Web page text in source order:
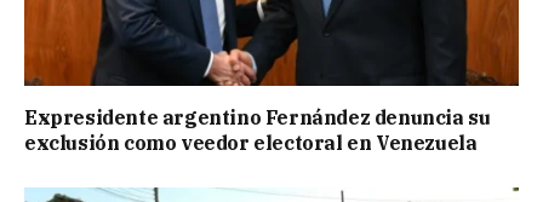
Expresidente argentino Fernández denuncia su
exclusión como veedor electoral en Venezuela